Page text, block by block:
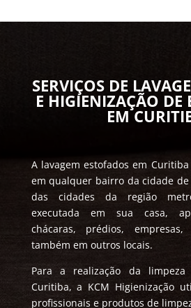
SERVIÇOS DE
E HIGIENIZAÇÃO DE
EM
A lavagem estofados em
em qualquer bairro da cidade
das cidades da região
executada em sua casa,
chácaras, prédios,
também em outros locais.
Para a realização da
Curitiba, a KCM Higienização
profissionais e produtos de